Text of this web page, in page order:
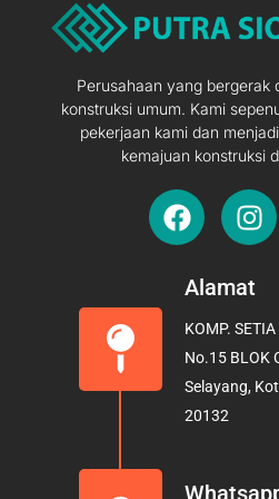
Perusahaan yang bergerak
konstruksi umum. Kami
pekerjaan kami dan
kemajuan konstruksi
F
a
e
o
o
k
I
n
t
g
r
a
Alamat
KOMP.
No.15 BLOK
Selayang,
20132